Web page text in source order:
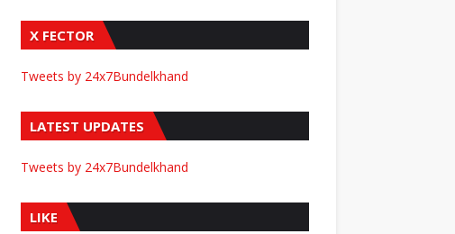
X FECTOR
Tweets by 24x7Bundelkhand
LATEST UPDATES
Tweets by 24x7Bundelkhand
LIKE